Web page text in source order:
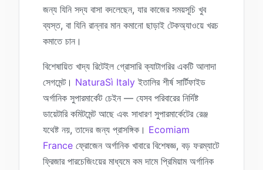
জন্য যিনি সদ্য বাসা বদলেছেন, যার কাজের সময়সূচি খুব
ব্যস্ত, বা যিনি রান্নার মান কমানো ছাড়াই টেকঅ্যাওয়ে খরচ
কমাতে চান।
বিশেষায়িত খাদ্য রিটেইল গ্রোসারি ক্যাটাগরির একটি আলাদা
সেগমেন্ট। NaturaSì Italy ইতালির শীর্ষ সার্টিফাইড
অর্গানিক সুপারমার্কেট চেইন — যেসব পরিবারের নির্দিষ্ট
ডায়েটারি কমিটমেন্ট আছে এবং সাধারণ সুপারমার্কেটের রেঞ্জ
যথেষ্ট নয়, তাদের জন্য প্রাসঙ্গিক। Ecomiam
France ফ্রোজেন অর্গানিক খাবারে বিশেষজ্ঞ, বড় ফরম্যাটে
ফ্রিজার পারচেজিংয়ের মাধ্যমে কম দামে প্রিমিয়াম অর্গানিক